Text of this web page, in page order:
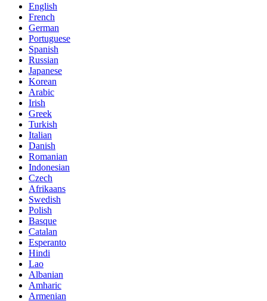
English
French
German
Portuguese
Spanish
Russian
Japanese
Korean
Arabic
Irish
Greek
Turkish
Italian
Danish
Romanian
Indonesian
Czech
Afrikaans
Swedish
Polish
Basque
Catalan
Esperanto
Hindi
Lao
Albanian
Amharic
Armenian